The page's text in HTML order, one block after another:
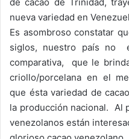
nueva variedad en
Es asombroso constatar
siglos, nuestro país no
comparativa, que le
criollo/porcelana en el
que ésta variedad de
la producción nacional. Al
venezolanos están